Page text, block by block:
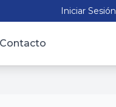
Iniciar Sesión
Contacto